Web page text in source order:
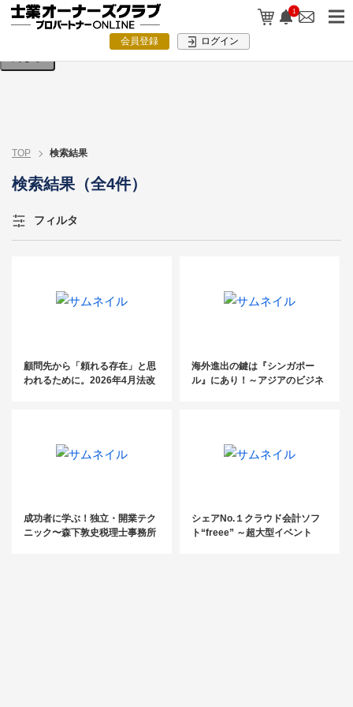
1
会員登録 ログイン
検索条件を入力してください。
TOP 検索結果
検索結果（全4件）
フィルタ
顧問先から「頼れる存在」と思
われるために。2026年4月法改
海外進出の鍵は『シンガポー
ル』にあり！～アジアのビジネ
成功者に学ぶ！独立・開業テク
ニック〜森下敦史税理士事務所
シェアNo.１クラウド会計ソフ
ト“freee” ～超大型イベント